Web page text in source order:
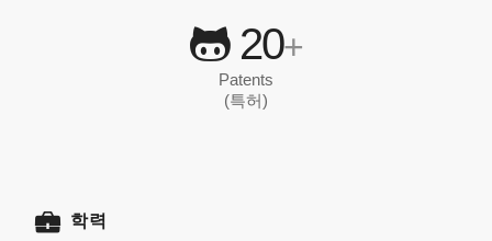
20+
Patents
(특허)
학력